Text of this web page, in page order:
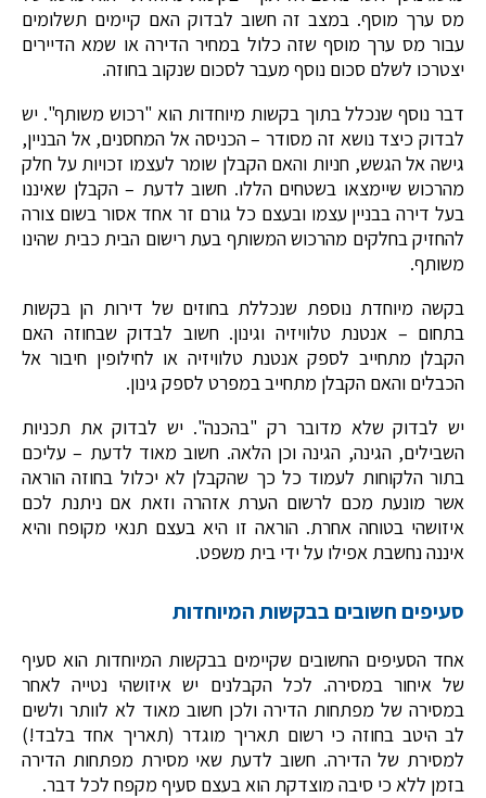
מס ערך מוסף. במצב זה חשוב לבדוק האם קיימים תשלומים
עבור מס ערך מוסף שזה כלול במחיר הדירה או שמא הדיירים
יצטרכו לשלם סכום נוסף מעבר לסכום שנקוב בחוזה.
דבר נוסף שנכלל בתוך בקשות מיוחדות הוא "רכוש משותף". יש
לבדוק כיצד נושא זה מסודר – הכניסה אל המחסנים, אל הבניין,
גישה אל הגשש, חניות והאם הקבלן שומר לעצמו זכויות על חלק
מהרכוש שיימצאו בשטחים הללו. חשוב לדעת – הקבלן שאיננו
בעל דירה בבניין עצמו ובעצם כל גורם זר אחד אסור בשום צורה
להחזיק בחלקים מהרכוש המשותף בעת רישום הבית כבית שהינו
משותף.
בקשה מיוחדת נוספת שנכללת בחוזים של דירות הן בקשות
בתחום – אנטנת טלוויזיה וגינון. חשוב לבדוק שבחוזה האם
הקבלן מתחייב לספק אנטנת טלוויזיה או לחילופין חיבור אל
הכבלים והאם הקבלן מתחייב במפרט לספק גינון.
יש לבדוק שלא מדובר רק "בהכנה". יש לבדוק את תכניות
השבילים, הגינה, הגינה וכן הלאה. חשוב מאוד לדעת – עליכם
בתור הלקוחות לעמוד כל כך שהקבלן לא יכלול בחוזה הוראה
אשר מונעת מכם לרשום הערת אזהרה וזאת אם ניתנת לכם
איזושהי בטוחה אחרת. הוראה זו היא בעצם תנאי מקופח והיא
איננה נחשבת אפילו על ידי בית משפט.
סעיפים חשובים בבקשות המיוחדות
אחד הסעיפים החשובים שקיימים בבקשות המיוחדות הוא סעיף
של איחור במסירה. לכל הקבלנים יש איזושהי נטייה לאחר
במסירה של מפתחות הדירה ולכן חשוב מאוד לא לוותר ולשים
לב היטב בחוזה כי רשום תאריך מוגדר (תאריך אחד בלבד!)
למסירת של הדירה. חשוב לדעת שאי מסירת מפתחות הדירה
בזמן ללא כי סיבה מוצדקת הוא בעצם סעיף מקפח לכל דבר.